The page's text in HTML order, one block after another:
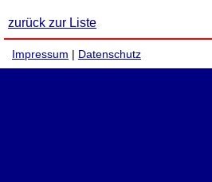
zurück zur Liste
Impressum | Datenschutz